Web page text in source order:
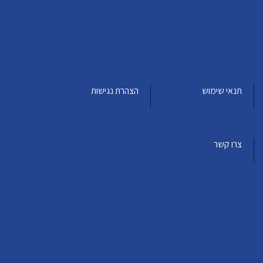
תנאי שימוש הצהרת נגישות
צרו קשר